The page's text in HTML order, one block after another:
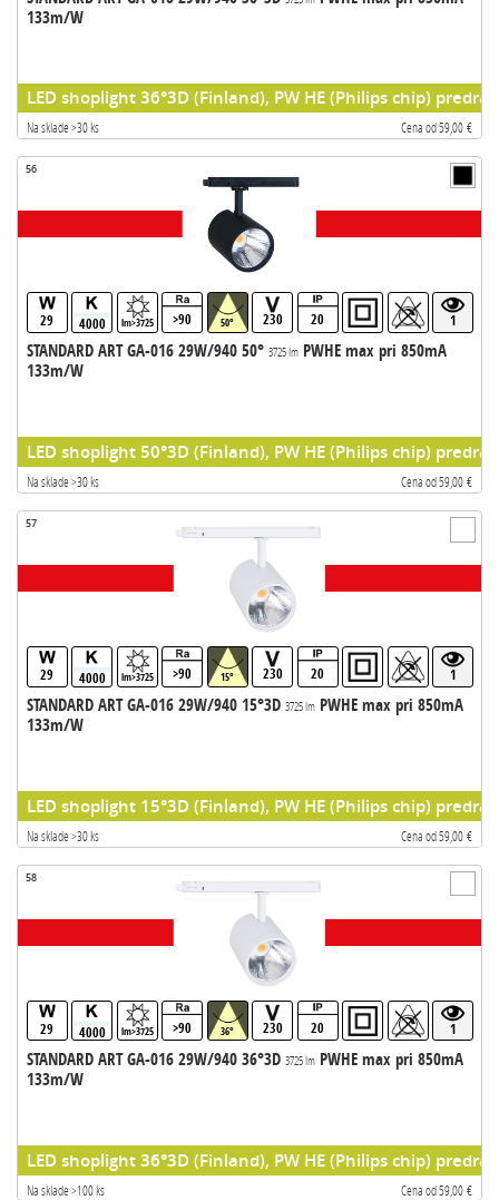
133m/W
LED shoplight 36°3D (Finland), PW HE (Philips chip)
Na sklade >30 ks Cena od 59,00 €
56
29 4000 lm>3725 >90 50° 230 20 1
STANDARD ART GA-016 29W/940 50° 3725 lmPWHE max pri 850mA
133m/W
LED shoplight 50°3D (Finland), PW HE (Philips chip)
Na sklade >30 ks Cena od 59,00 €
57
29 4000 lm>3725 >90 15° 230 20 1
STANDARD ART GA-016 29W/940 15°3D 3725 lmPWHE max pri 850mA
133m/W
LED shoplight 15°3D (Finland), PW HE (Philips chip)
Na sklade >30 ks Cena od 59,00 €
58
29 4000 lm>3725 >90 36° 230 20 1
STANDARD ART GA-016 29W/940 36°3D 3725 lmPWHE max pri 850mA
133m/W
LED shoplight 36°3D (Finland), PW HE (Philips chip)
Na sklade >100 ks Cena od 59,00 €